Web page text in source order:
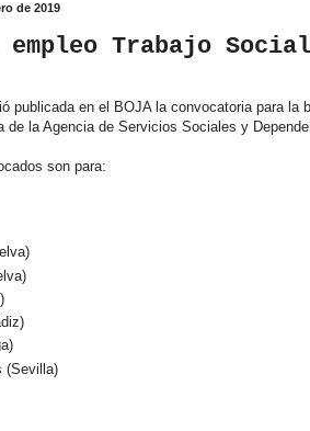
de 2019
empleo Trabajo Social
publicada en el BOJA la convocatoria para
de la Agencia de Servicios Sociales y
son para:
(Sevilla)